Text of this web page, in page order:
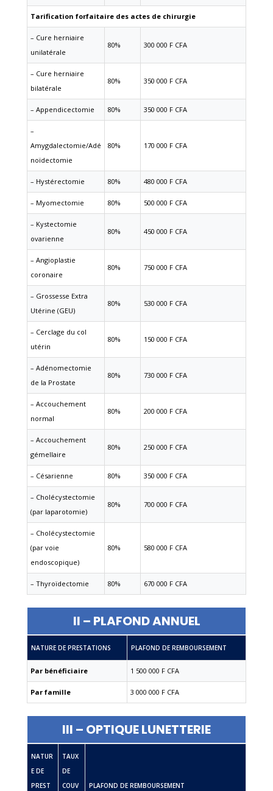
Tarification forfaitaire des actes de chirurgie
– Cure herniaire
unilatérale
80% 300 000 F CFA
– Cure herniaire
bilatérale
80% 350 000 F CFA
– Appendicectomie 80% 350 000 F CFA
–
Amygdalectomie/Adé
noïdectomie
80% 170 000 F CFA
– Hystérectomie 80% 480 000 F CFA
– Myomectomie 80% 500 000 F CFA
– Kystectomie
ovarienne
80% 450 000 F CFA
– Angioplastie
coronaire
80% 750 000 F CFA
– Grossesse Extra
Utérine (GEU)
80% 530 000 F CFA
– Cerclage du col
utérin
80% 150 000 F CFA
– Adénomectomie
de la Prostate
80% 730 000 F CFA
– Accouchement
normal
80% 200 000 F CFA
– Accouchement
gémellaire
80% 250 000 F CFA
– Césarienne 80% 350 000 F CFA
– Cholécystectomie
(par laparotomie)
80% 700 000 F CFA
– Cholécystectomie
(par voie
endoscopique)
80% 580 000 F CFA
– Thyroïdectomie 80% 670 000 F CFA
II – PLAFOND ANNUEL
NATURE DE PRESTATIONS PLAFOND DE REMBOURSEMENT
Par bénéficiaire 1 500 000 F CFA
Par famille 3 000 000 F CFA
III – OPTIQUE LUNETTERIE
NATUR
E DE
PREST
TAUX
DE
COUV
PLAFOND DE REMBOURSEMENT